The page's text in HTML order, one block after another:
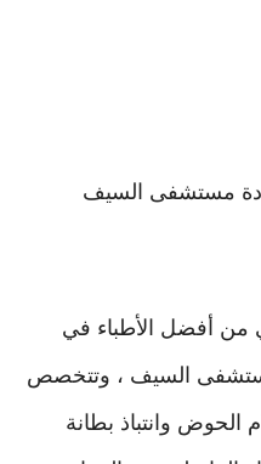
مستشفى السيف
من أفضل الأطباء في
مستشفى السيف ، وتتخصص
وانتباذ بطانة